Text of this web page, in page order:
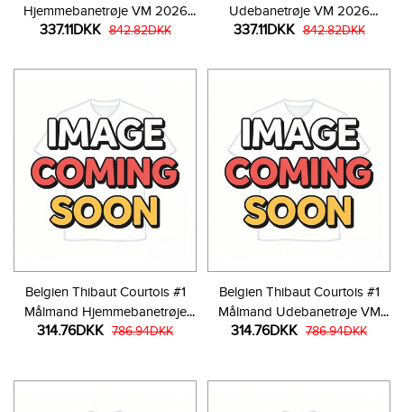
Hjemmebanetrøje VM 2026
Langærmet
337.11DKK 842.82DKK
Udebanetrøje VM 2026
Langærmet
337.11DKK 842.82DKK
Belgien Thibaut Courtois #1
Målmand Hjemmebanetrøje
VM 2026 Kortærmet
314.76DKK 786.94DKK
Belgien Thibaut Courtois #1
Målmand Udebanetrøje VM
2026 Kortærmet
314.76DKK 786.94DKK